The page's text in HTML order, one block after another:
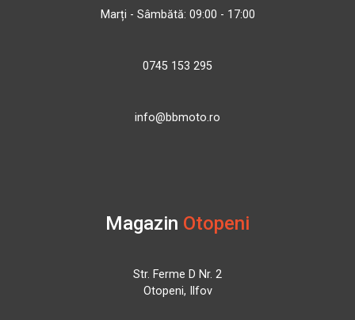
Marți - Sâmbătă: 09:00 - 17:00
0745 153 295
info@bbmoto.ro
Magazin Otopeni
Str. Ferme D Nr. 2
Otopeni, Ilfov